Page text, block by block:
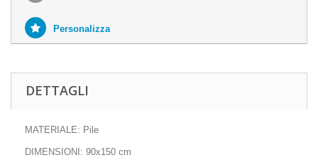
Personalizza
DETTAGLI
MATERIALE: Pile
DIMENSIONI: 90x150 cm